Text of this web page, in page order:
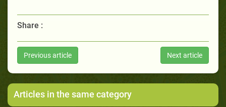
Share :
Previous article Next article
Articles in the same category